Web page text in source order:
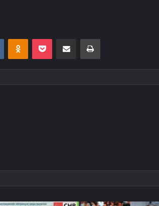
VKontakteOdnoklassniki
Pocket E-Posta ile paylaş Yazdır